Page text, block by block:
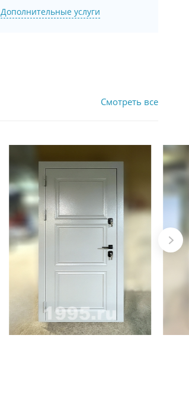
Дополнительные услуги
Смотреть все